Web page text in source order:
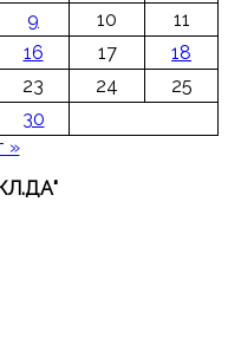
9 10
11
16 17
18
23 24
25
30
»